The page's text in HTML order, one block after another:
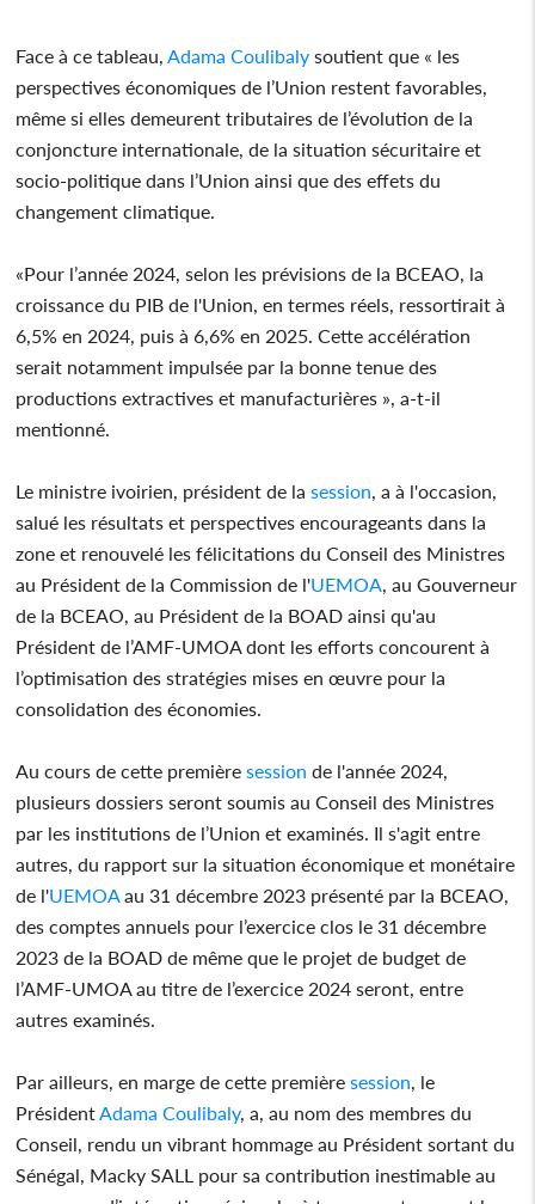
Face à ce tableau, Adama Coulibaly soutient que « les
perspectives économiques de l’Union restent favorables,
même si elles demeurent tributaires de l’évolution de la
conjoncture internationale, de la situation sécuritaire et
socio-politique dans l’Union ainsi que des effets du
changement climatique.
«Pour l’année 2024, selon les prévisions de la BCEAO, la
croissance du PIB de l'Union, en termes réels, ressortirait à
6,5% en 2024, puis à 6,6% en 2025. Cette accélération
serait notamment impulsée par la bonne tenue des
productions extractives et manufacturières », a-t-il
mentionné.
Le ministre ivoirien, président de la session , a à l'occasion,
salué les résultats et perspectives encourageants dans la
zone et renouvelé les félicitations du Conseil des Ministres
au Président de la Commission de l'UEMOA , au Gouverneur
de la BCEAO, au Président de la BOAD ainsi qu'au
Président de l’AMF-UMOA dont les efforts concourent à
l’optimisation des stratégies mises en œuvre pour la
consolidation des économies.
Au cours de cette première session de l'année 2024,
plusieurs dossiers seront soumis au Conseil des Ministres
par les institutions de l’Union et examinés. Il s'agit entre
autres, du rapport sur la situation économique et monétaire
de l'UEMOA au 31 décembre 2023 présenté par la BCEAO,
des comptes annuels pour l’exercice clos le 31 décembre
2023 de la BOAD de même que le projet de budget de
l’AMF-UMOA au titre de l’exercice 2024 seront, entre
autres examinés.
Par ailleurs, en marge de cette première session , le
Président Adama Coulibaly, a, au nom des membres du
Conseil, rendu un vibrant hommage au Président sortant du
Sénégal, Macky SALL pour sa contribution inestimable au